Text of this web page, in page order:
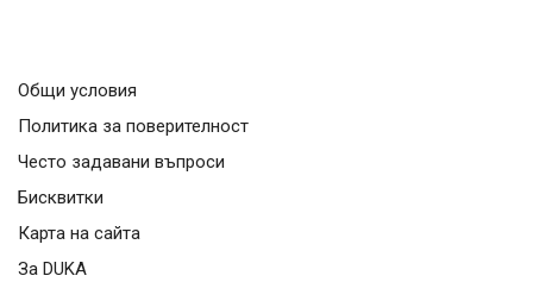
Общи условия
Политика за поверителност
Често задавани въпроси
Бисквитки
Карта на сайта
За DUKA